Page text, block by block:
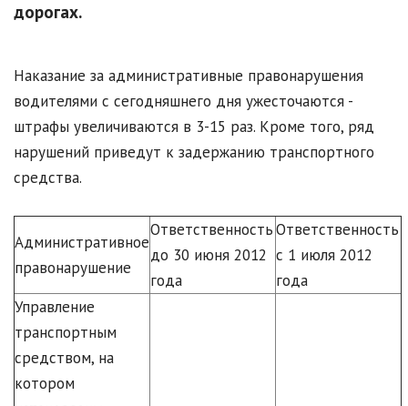
дорогах.
Наказание за административные правонарушения
водителями с сегодняшнего дня ужесточаются -
штрафы увеличиваются в 3-15 раз. Кроме того, ряд
нарушений приведут к задержанию транспортного
средства.
Административное
правонарушение
Ответственность
до 30 июня 2012
года
Ответственность
с 1 июля 2012
года
Управление
транспортным
средством, на
котором